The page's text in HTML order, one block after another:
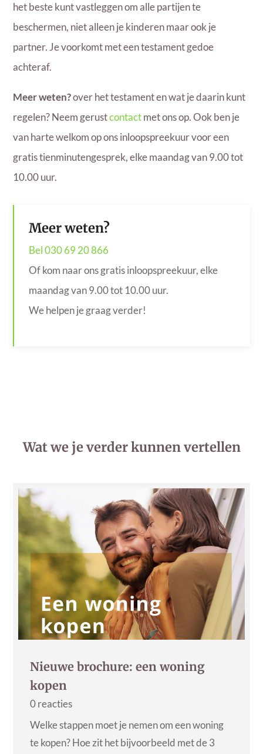
het beste kunt vastleggen om alle partijen te
beschermen, niet alleen je kinderen maar ook je
partner. Je voorkomt met een testament gedoe
achteraf.
Meer weten?over het testament en wat je daarin kunt
regelen? Neem gerustcontactmet ons op. Ook ben je
van harte welkom op ons inloopspreekuur voor een
gratis tienminutengesprek, elke maandag van 9.00 tot
10.00 uur.
Meer weten?
Bel 030 69 20 866
Of kom naar ons gratis inloopspreekuur, elke
maandag van 9.00 tot 10.00 uur.
We helpen je graag verder!
Wat we je verder kunnen vertellen
Nieuwe brochure: een woning
kopen
0 reacties
Welke stappen moet je nemen om een woning
te kopen? Hoe zit het bijvoorbeeld met de 3